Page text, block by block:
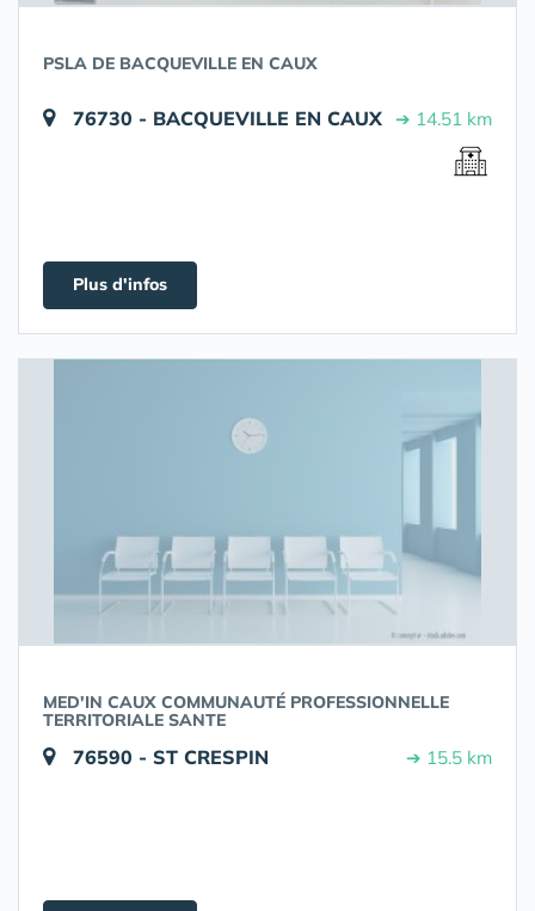
PSLA DE BACQUEVILLE EN CAUX
76730 - BACQUEVILLE EN CAUX ➔ 14.51 km
Plus d'infos
MED'IN CAUX COMMUNAUTÉ PROFESSIONNELLE
TERRITORIALE SANTE
76590 - ST CRESPIN ➔ 15.5 km